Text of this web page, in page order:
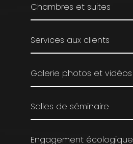
Chambres et suites
Services aux clients
Galerie photos et vidéos
Salles de séminaire
Engagement écologique